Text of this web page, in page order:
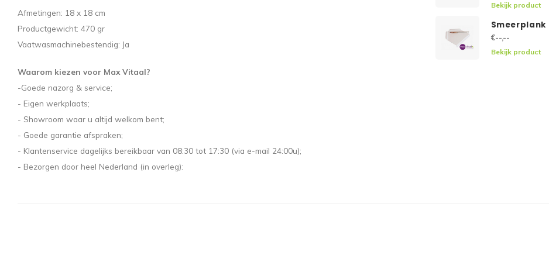
Afmetingen: 18 x 18 cm
Productgewicht: 470 gr
Vaatwasmachinebestendig: Ja
Waarom kiezen voor Max Vitaal?
-Goede nazorg & service;
- Eigen werkplaats;
- Showroom waar u altijd welkom bent;
- Goede garantie afspraken;
- Klantenservice dagelijks bereikbaar van 08:30 tot 17:30 (via e-mail 24:00u);
- Bezorgen door heel Nederland (in overleg):
Bekijk product
Smeerplank
€--,--
Bekijk product